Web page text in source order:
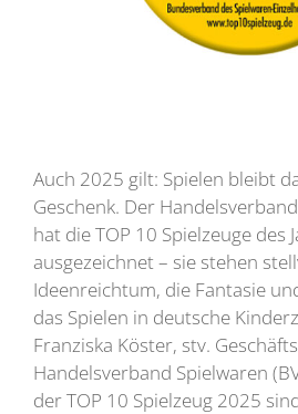
Auch 2025 gilt: Spielen bleibt
Geschenk. Der
hat die TOP 10 Spielzeuge des
ausgezeichnet – sie stehen
Ideenreichtum, die Fantasie
das Spielen in deutsche
Franziska Köster, stv.
Handelsverband Spielwaren
der TOP 10 Spielzeug 2025